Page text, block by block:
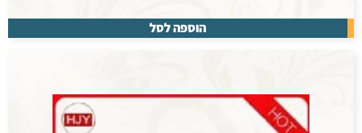
הוספה לסל